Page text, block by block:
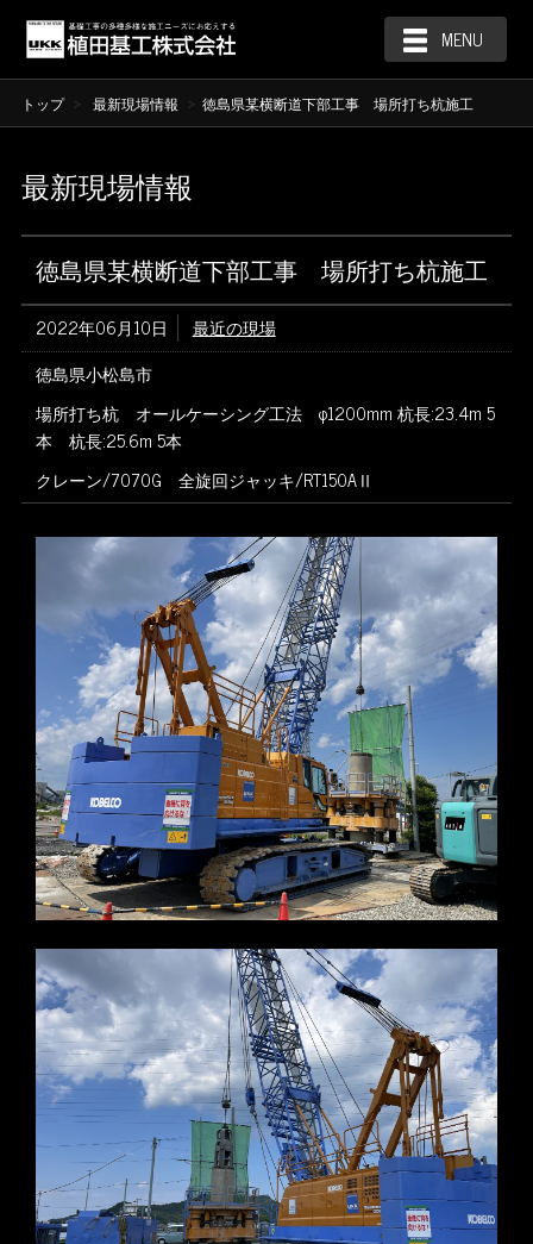
MENU
トップ 最新現場情報 徳島県某横断道下部工事 場所打ち杭施工
最新現場情報
徳島県某横断道下部工事 場所打ち杭施工
2022年06月10日
最近の現場
徳島県小松島市
場所打ち杭 オールケーシング工法 φ1200mm 杭長:23.4m 5
本 杭長:25.6m 5本
クレーン/7070G 全旋回ジャッキ/RT150AⅡ
※写真をクリックすると拡大します